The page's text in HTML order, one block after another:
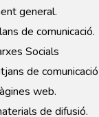
general.
de comunicació.
Socials
de
web.
de difusió.